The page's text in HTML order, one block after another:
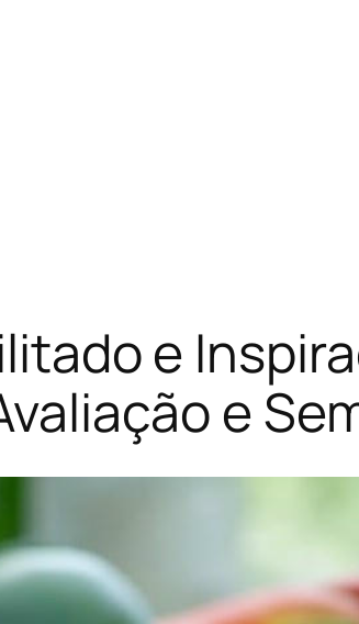
e
e